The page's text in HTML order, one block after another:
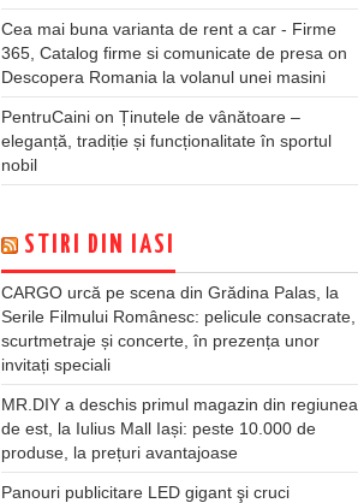
Cea mai buna varianta de rent a car - Firme
365, Catalog firme si comunicate de presa on
Descopera Romania la volanul unei masini
PentruCaini on Ținutele de vânătoare –
eleganță, tradiție și funcționalitate în sportul
nobil
STIRI DIN IASI
CARGO urcă pe scena din Grădina Palas, la
Serile Filmului Românesc: pelicule consacrate,
scurtmetraje și concerte, în prezența unor
invitați speciali
MR.DIY a deschis primul magazin din regiunea
de est, la Iulius Mall Iași: peste 10.000 de
produse, la prețuri avantajoase
Panouri publicitare LED gigant şi cruci